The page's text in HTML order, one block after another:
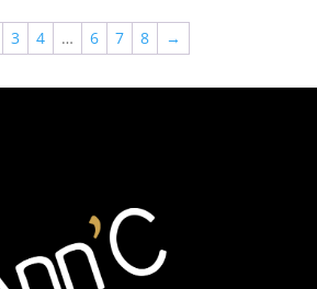
3 4 … 6 7 8 →